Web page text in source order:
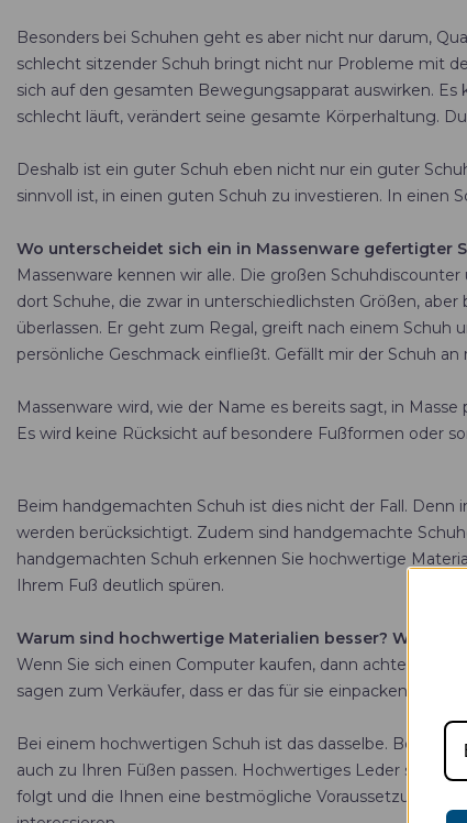
Besonders bei Schuhen geht es aber nicht nur darum,
schlecht sitzender Schuh bringt nicht nur Probleme mit
sich auf den gesamten Bewegungsapparat auswirken.
schlecht läuft, verändert seine gesamte Körperhaltung.
Deshalb ist ein guter Schuh eben nicht nur ein guter
sinnvoll ist, in einen guten Schuh zu investieren. In einen
Wo unterscheidet sich ein in Massenware gefertigter
Massenware kennen wir alle. Die großen
dort Schuhe, die zwar in unterschiedlichsten Größen,
überlassen. Er geht zum Regal, greift nach einem Schuh
persönliche Geschmack einfließt. Gefällt mir der Schuh
Massenware wird, wie der Name es bereits sagt, in Masse
Es wird keine Rücksicht auf besondere Fußformen oder
Beim handgemachten Schuh ist dies nicht der Fall.
werden berücksichtigt. Zudem sind handgemachte
handgemachten Schuh erkennen Sie hochwertige
Ihrem Fuß deutlich spüren.
Warum sind hochwertige Materialien besser? Welche
Wenn Sie sich einen Computer kaufen, dann achten Sie
sagen zum Verkäufer, dass er das für sie einpacken soll.
Bei einem hochwertigen Schuh ist das dasselbe. Bei
auch zu Ihren Füßen passen. Hochwertiges Leder
folgt und die Ihnen eine bestmögliche Voraussetzung für